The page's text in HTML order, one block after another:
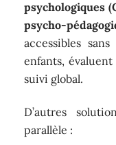
psychologiques
psycho-
accessibles
enfants,
suivi global.
D’autres
parallèle :